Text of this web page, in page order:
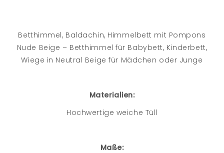
Betthimmel, Baldachin, Himmelbett mit Pompons
Nude Beige – Betthimmel für Babybett, Kinderbett,
Wiege in Neutral Beige für Mädchen oder Junge
Materialien:
Hochwertige weiche Tüll
Maße: